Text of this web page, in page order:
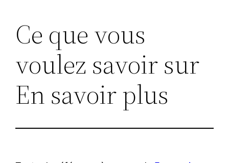
Ce que vous
voulez savoir sur
En savoir plus